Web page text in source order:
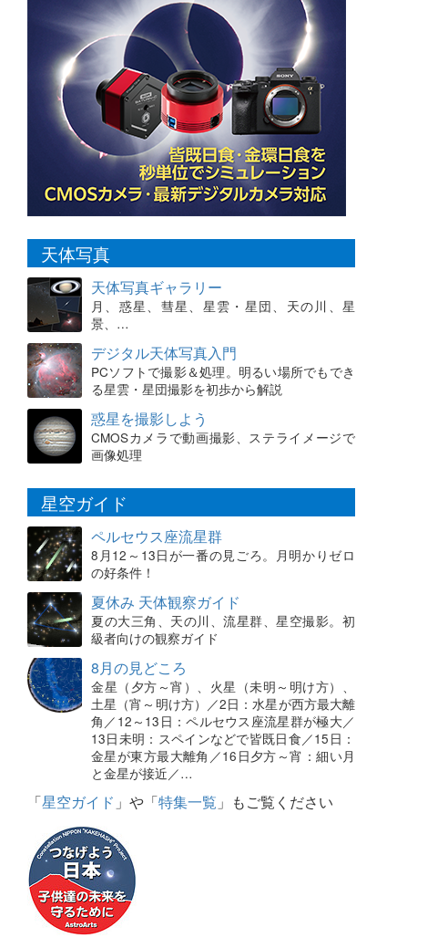
天体写真
天体写真ギャラリー
月、惑星、彗星、星雲・星団、天の川、星
景、…
デジタル天体写真入門
PCソフトで撮影＆処理。明るい場所でもでき
る星雲・星団撮影を初歩から解説
惑星を撮影しよう
CMOSカメラで動画撮影、ステライメージで
画像処理
星空ガイド
ペルセウス座流星群
8月12～13日が一番の見ごろ。月明かりゼロ
の好条件！
夏休み 天体観察ガイド
夏の大三角、天の川、流星群、星空撮影。初
級者向けの観察ガイド
8月の見どころ
金星（夕方～宵）、火星（未明～明け方）、
土星（宵～明け方）／2日：水星が西方最大離
角／12～13日：ペルセウス座流星群が極大／
13日未明：スペインなどで皆既日食／15日：
金星が東方最大離角／16日夕方～宵：細い月
と金星が接近／…
「星空ガイド 」や「特集一覧 」もご覧ください